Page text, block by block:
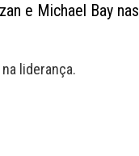
e Michael Bay nas
liderança.